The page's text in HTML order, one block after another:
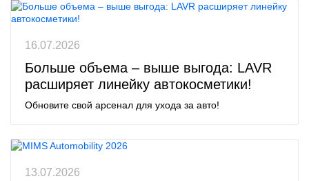
16.07.2026
Больше объема – выше выгода: LAVR
расширяет линейку автокосметики!
Обновите свой арсенал для ухода за авто!
13.07.2026